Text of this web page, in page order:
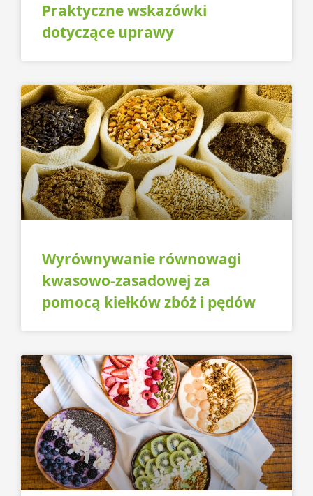
Praktyczne wskazówki
dotyczące uprawy
Wyrównywanie równowagi
kwasowo-zasadowej za
pomocą kiełków zbóż i pędów